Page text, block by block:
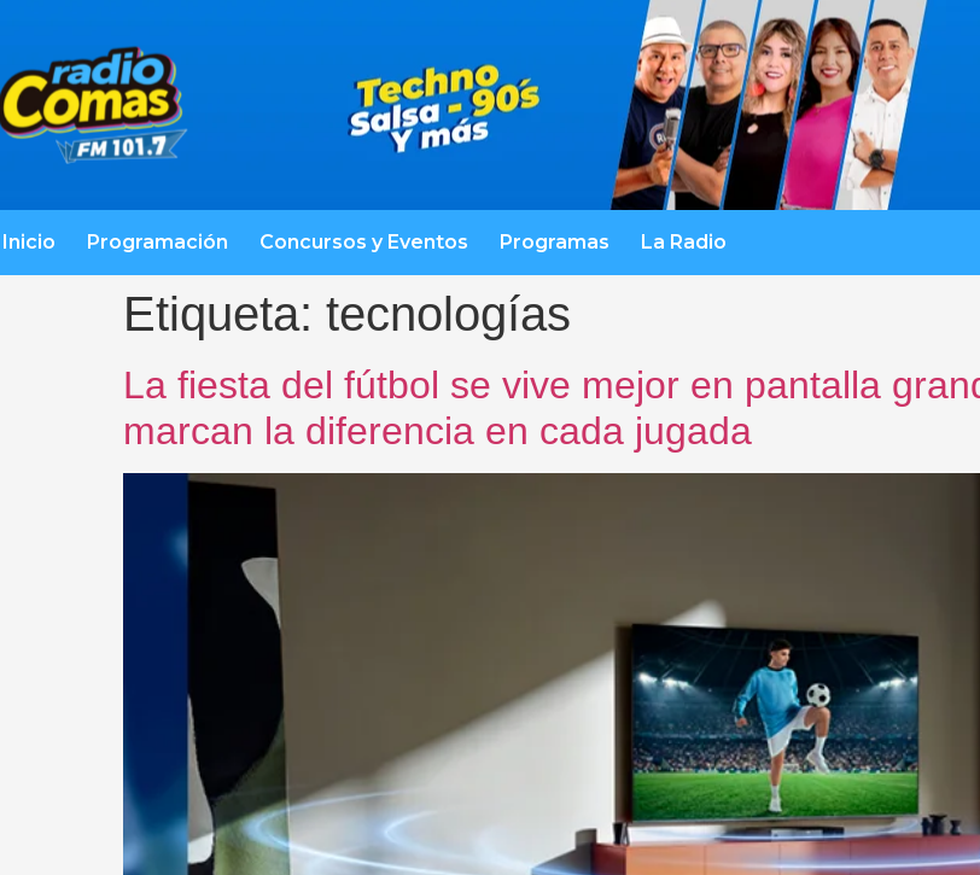
Inicio Programación Concursos y Eventos Programas La Radio
Etiqueta: tecnologías
La fiesta del fútbol se vive mejor en pantalla
marcan la diferencia en cada jugada